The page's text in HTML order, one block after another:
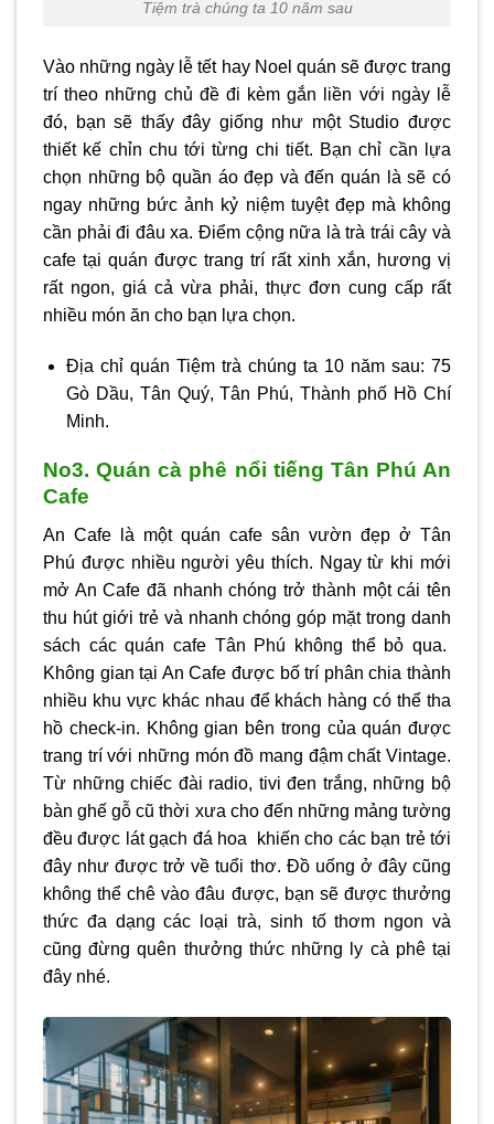
Tiệm trà chúng ta 10 năm sau
Vào những ngày lễ tết hay Noel quán sẽ được trang
trí theo những chủ đề đi kèm gắn liền với ngày lễ
đó, bạn sẽ thấy đây giống như một Studio được
thiết kế chỉn chu tới từng chi tiết. Bạn chỉ cần lựa
chọn những bộ quần áo đẹp và đến quán là sẽ có
ngay những bức ảnh kỷ niệm tuyệt đẹp mà không
cần phải đi đâu xa. Điểm cộng nữa là trà trái cây và
cafe tại quán được trang trí rất xinh xắn, hương vị
rất ngon, giá cả vừa phải, thực đơn cung cấp rất
nhiều món ăn cho bạn lựa chọn.
Địa chỉ quán Tiệm trà chúng ta 10 năm sau: 75
Gò Dầu, Tân Quý, Tân Phú, Thành phố Hồ Chí
Minh.
No3. Quán cà phê nổi tiếng Tân Phú An
Cafe
An Cafe là một quán cafe sân vườn đẹp ở Tân
Phú được nhiều người yêu thích. Ngay từ khi mới
mở An Cafe đã nhanh chóng trở thành một cái tên
thu hút giới trẻ và nhanh chóng góp mặt trong danh
sách các quán cafe Tân Phú không thể bỏ qua.
Không gian tại An Cafe được bố trí phân chia thành
nhiều khu vực khác nhau để khách hàng có thể tha
hồ check-in. Không gian bên trong của quán được
trang trí với những món đồ mang đậm chất Vintage.
Từ những chiếc đài radio, tivi đen trắng, những bộ
bàn ghế gỗ cũ thời xưa cho đến những mảng tường
đều được lát gạch đá hoa khiến cho các bạn trẻ tới
đây như được trở về tuổi thơ. Đồ uống ở đây cũng
không thể chê vào đâu được, bạn sẽ được thưởng
thức đa dạng các loại trà, sinh tố thơm ngon và
cũng đừng quên thưởng thức những ly cà phê tại
đây nhé.